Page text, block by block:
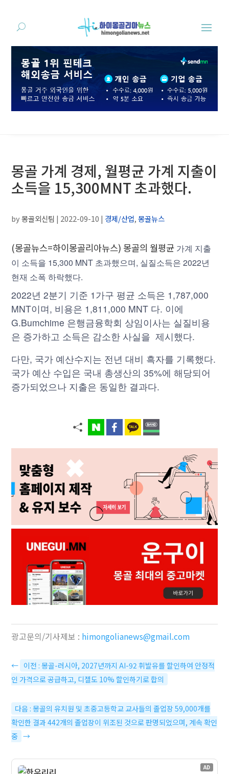
몽골 가계 경제, 월평균 가계 지출이
소득을 15,300MNT 초과했다.
by몽골외신팀 | 2022-09-10 | 경제/산업,몽골뉴스
(몽골뉴스=하이몽골리아뉴스) 몽골의 월평균 가계 지출
이 소득을 15,300 MNT 초과했으며, 실질소득은 2022년
현재 소폭 하락했다.
2022년 2분기 기준 1가구 평균 소득은 1,787,000
MNT이며, 비용은 1,811,000 MNT 다. 이에
G.Bumchime 은행금융학회 상임이사는 실질비용
은 증가하고 소득은 감소한 사실을 제시했다.
다만, 국가 예산수지는 전년 대비 흑자를 기록했다.
국가 예산 수입은 국내 총생산의 35%에 해당되어
증가되었으나 지출은 동일한 결과다.
광고문의/기사제보 : himongolianews@gmail.com
← 이전 : 몽골-러시아, 2027년까지 AI-92 휘발유를 할인하여 안정적
인 가격으로 공급하고, 디젤도 10% 할인하기로 합의
다음 : 몽골의 유치원 및 초중고등학교 교사들의 졸업장 59,000개를
확인한 결과 442개의 졸업장이 위조된 것으로 판명되었으며, 계속 확인
중 →
AD